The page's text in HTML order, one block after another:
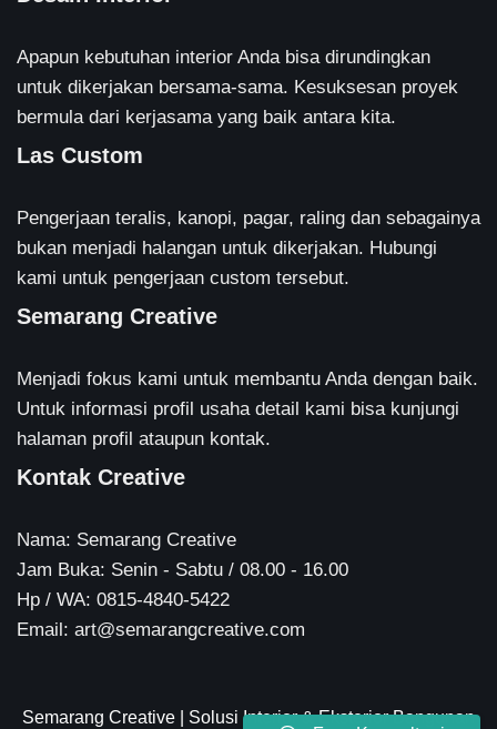
Apapun kebutuhan interior Anda bisa dirundingkan
untuk dikerjakan bersama-sama. Kesuksesan proyek
bermula dari kerjasama yang baik antara kita.
Las Custom
Pengerjaan teralis, kanopi, pagar, raling dan sebagainya
bukan menjadi halangan untuk dikerjakan. Hubungi
kami untuk pengerjaan custom tersebut.
Semarang Creative
Menjadi fokus kami untuk membantu Anda dengan baik.
Untuk informasi profil usaha detail kami bisa kunjungi
halaman profil ataupun kontak.
Kontak Creative
Nama: Semarang Creative
Jam Buka: Senin - Sabtu / 08.00 - 16.00
Hp / WA: 0815-4840-5422
Email: art@semarangcreative.com
Semarang Creative | Solusi Interior & Eksterior Bangunan